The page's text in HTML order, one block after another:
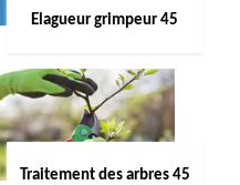
Elagueur grimpeur 45
Traitement des arbres 45